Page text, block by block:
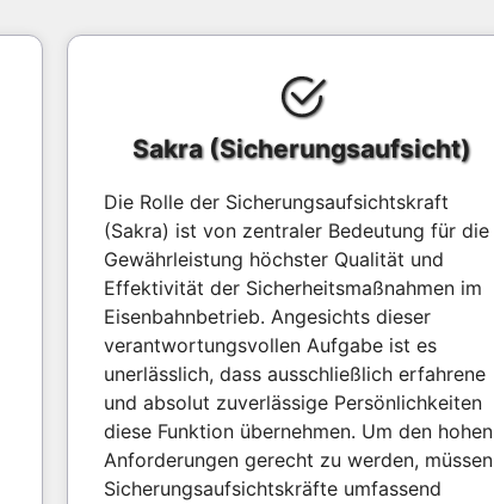
Sakra (Sicherungsaufsicht)
Die Rolle der Sicherungsaufsichtskraft
(Sakra) ist von zentraler Bedeutung für die
Gewährleistung höchster Qualität und
Effektivität der Sicherheitsmaßnahmen im
Eisenbahnbetrieb. Angesichts dieser
verantwortungsvollen Aufgabe ist es
unerlässlich, dass ausschließlich erfahrene
und absolut zuverlässige Persönlichkeiten
diese Funktion übernehmen. Um den hohen
Anforderungen gerecht zu werden, müssen
Sicherungsaufsichtskräfte umfassend